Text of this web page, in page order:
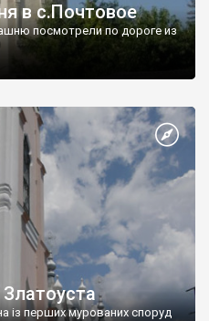
в с.Почтовое
посмотрели по дороге из
із перших мурованих споруд